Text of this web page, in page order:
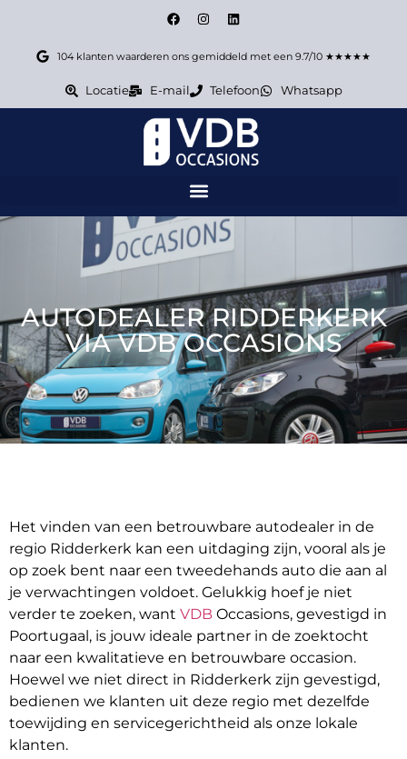
104 klanten waarderen ons gemiddeld met een 9.7/10 ★★★★★
Locatie E-mail Telefoon Whatsapp
AUTODEALER RIDDERKERK
VIA VDB OCCASIONS
Het vinden van een betrouwbare autodealer in de
regio Ridderkerk kan een uitdaging zijn, vooral als je
op zoek bent naar een tweedehands auto die aan al
je verwachtingen voldoet. Gelukkig hoef je niet
verder te zoeken, want VDB Occasions, gevestigd in
Poortugaal, is jouw ideale partner in de zoektocht
naar een kwalitatieve en betrouwbare occasion.
Hoewel we niet direct in Ridderkerk zijn gevestigd,
bedienen we klanten uit deze regio met dezelfde
toewijding en servicegerichtheid als onze lokale
klanten.